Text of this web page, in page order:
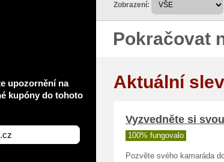
Zobrazení:
Pokračovat
upozornění na
kupóny do tohoto
Aktuální
Vyzvedněte si
100% fungovalo
Pozvěte svého kamaráda